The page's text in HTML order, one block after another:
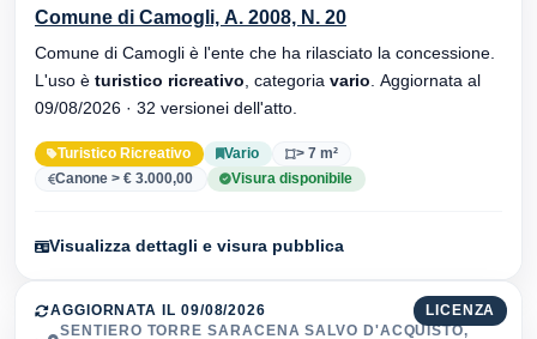
Comune di Camogli, A. 2008, N. 20
Comune di Camogli è l'ente che ha rilasciato la concessione.
L'uso è turistico ricreativo , categoria vario
09/08/2026 · 32 versionei dell'atto.
Turistico Ricreativo Vario
> 7 m²
Canone > € 3.000,00
Visura disponibile
Visualizza dettagli e visura pubblica
LICENZA
AGGIORNATA IL 09/08/2026
SENTIERO TORRE SARACENA SALVO D'ACQUISTO,